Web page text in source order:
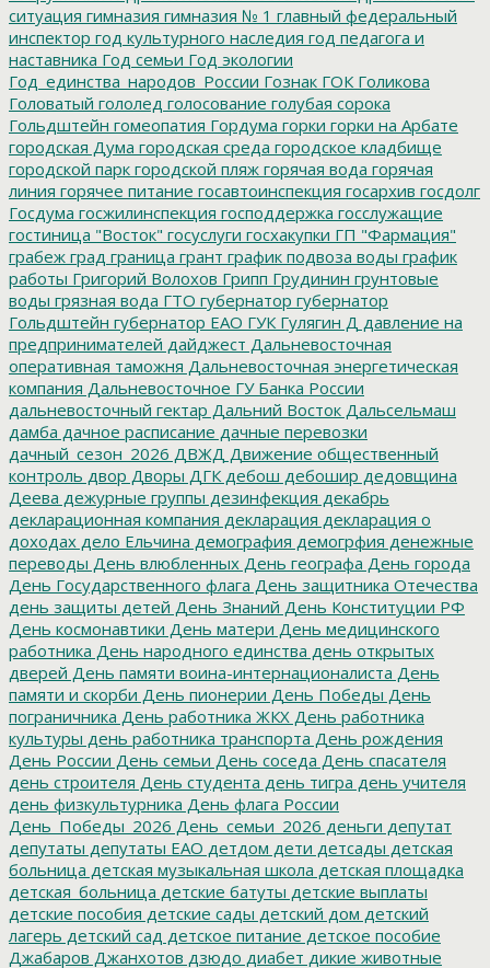
ситуация гимназия гимназия № 1 главный федеральный
инспектор год культурного наследия год педагога и
наставника Год семьи Год экологии
Год_единства_народов_России Гознак ГОК Голикова
Головатый гололед голосование голубая сорока
Гольдштейн гомеопатия Гордума горки горки на Арбате
городская Дума городская среда городское кладбище
городской парк городской пляж горячая вода горячая
линия горячее питание госавтоинспекция госархив госдолг
Госдума госжилинспекция господдержка госслужащие
гостиница "Восток" госуслуги госхакупки ГП "Фармация"
грабеж град граница грант график подвоза воды график
работы Григорий Волохов Грипп Грудинин грунтовые
воды грязная вода ГТО губернатор губернатор
Гольдштейн губернатор ЕАО ГУК Гулягин Д давление на
предпринимателей дайджест Дальневосточная
оперативная таможня Дальневосточная энергетическая
компания Дальневосточное ГУ Банка России
дальневосточный гектар Дальний Восток Дальсельмаш
дамба дачное расписание дачные перевозки
дачный_сезон_2026 ДВЖД Движение общественный
контроль двор Дворы ДГК дебош дебошир дедовщина
Деева дежурные группы дезинфекция декабрь
декларационная компания декларация декларация о
доходах дело Ельчина демография демогрфия денежные
переводы День влюбленных День географа День города
День Государственного флага День защитника Отечества
день защиты детей День Знаний День Конституции РФ
День космонавтики День матери День медицинского
работника День народного единства день открытых
дверей День памяти воина-интернационалиста День
памяти и скорби День пионерии День Победы День
пограничника День работника ЖКХ День работника
культуры день работника транспорта День рождения
День России День семьи День соседа День спасателя
день строителя День студента день тигра день учителя
день физкультурника День флага России
День_Победы_2026 День_семьи_2026 деньги депутат
депутаты депутаты ЕАО детдом дети детсады детская
больница детская музыкальная школа детская площадка
детская_больница детские батуты детские выплаты
детские пособия детские сады детский дом детский
лагерь детский сад детское питание детское пособие
Джабаров Джанхотов дзюдо диабет дикие животные